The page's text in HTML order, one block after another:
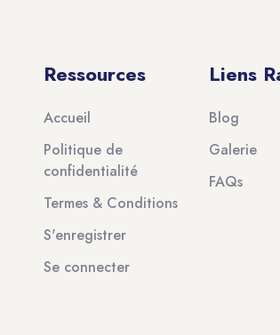
Ressources
Accueil
Politique de
confidentialité
Termes & Conditions
S'enregistrer
Se connecter
Liens
Blog
Galerie
FAQs